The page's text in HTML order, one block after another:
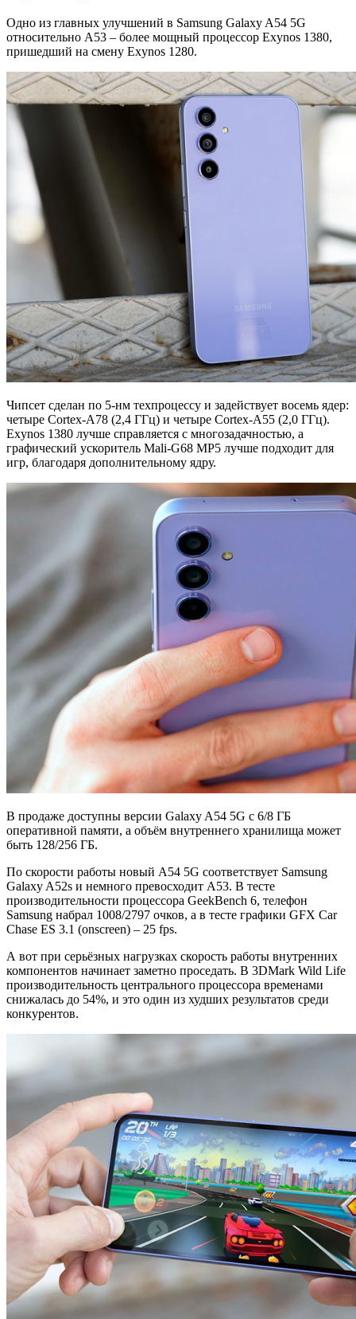
Одно из главных улучшений в Samsung Galaxy A54 5G
относительно A53 – более мощный процессор Exynos 1380,
пришедший на смену Exynos 1280.
Чипсет сделан по 5-нм техпроцессу и задействует восемь ядер:
четыре Cortex-A78 (2,4 ГГц) и четыре Cortex-A55 (2,0 ГГц).
Exynos 1380 лучше справляется с многозадачностью, а
графический ускоритель Mali-G68 MP5 лучше подходит для
игр, благодаря дополнительному ядру.
В продаже доступны версии Galaxy A54 5G с 6/8 ГБ
оперативной памяти, а объём внутреннего хранилища может
быть 128/256 ГБ.
По скорости работы новый A54 5G соответствует Samsung
Galaxy A52s и немного превосходит A53. В тесте
производительности процессора GeekBench 6, телефон
Samsung набрал 1008/2797 очков, а в тесте графики GFX Car
Chase ES 3.1 (onscreen) – 25 fps.
А вот при серьёзных нагрузках скорость работы внутренних
компонентов начинает заметно проседать. В 3DMark Wild Life
производительность центрального процессора временами
снижалась до 54%, и это один из худших результатов среди
конкурентов.